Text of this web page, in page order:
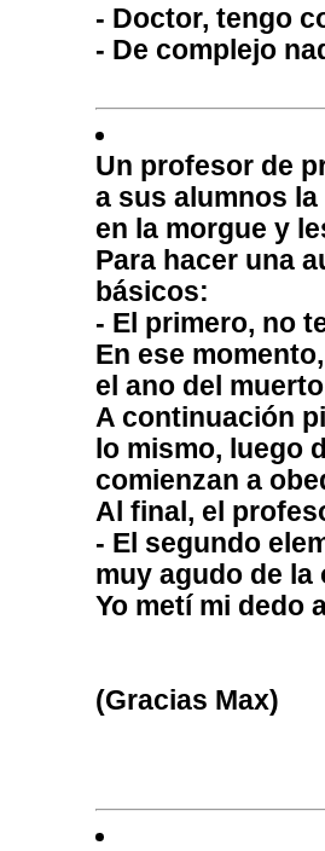
- Doctor, tengo
- De complejo
Un profesor de
a sus alumnos
en la morgue y
Para hacer una
básicos:
- El primero, no
En ese
el ano del
A continuación
lo mismo, luego
comienzan a
Al final, el
- El segundo
muy agudo de
Yo metí mi dedo
(Gracias Max)